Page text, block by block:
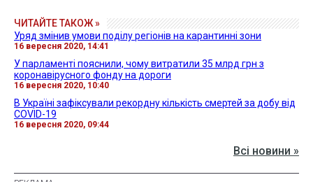
ЧИТАЙТЕ ТАКОЖ »
Уряд змінив умови поділу регіонів на карантинні зони
16 вересня 2020, 14:41
У парламенті пояснили, чому витратили 35 млрд грн з
коронавірусного фонду на дороги
16 вересня 2020, 10:40
В Україні зафіксували рекордну кількість смертей за добу від
COVID-19
16 вересня 2020, 09:44
Всі новини »